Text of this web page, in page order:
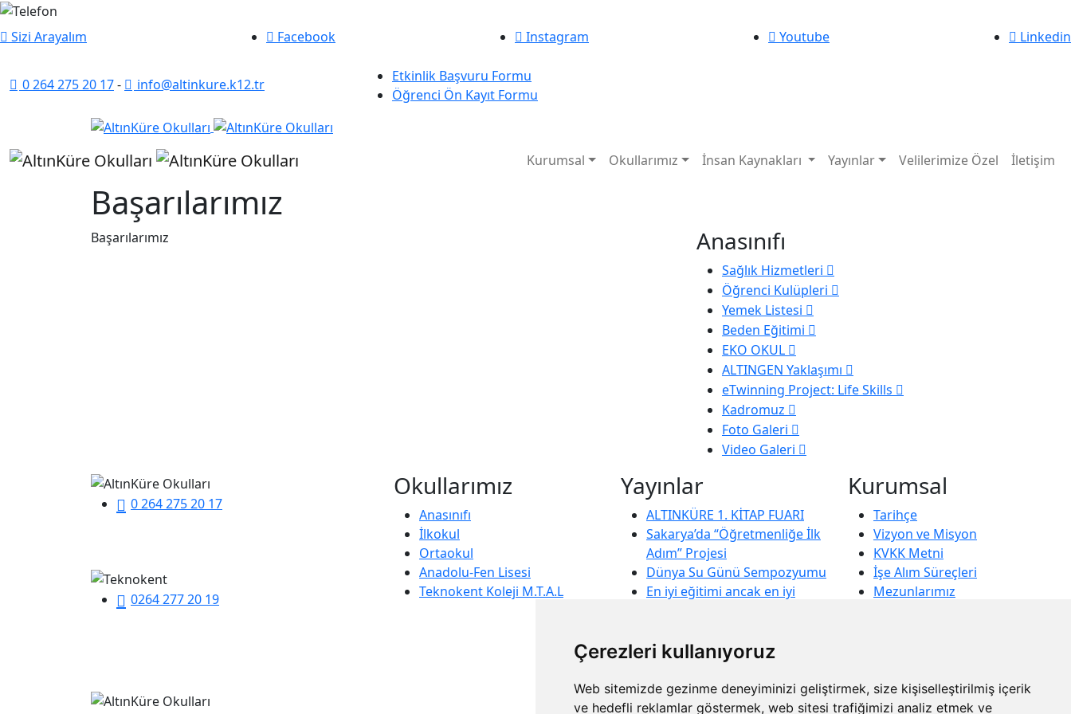
Çerezleri kullanıyoruz
Web sitemizde gezinme deneyiminizi geliştirmek, size kişiselleştirilmiş içerik
ve hedefli reklamlar göstermek, web sitesi trafiğimizi analiz etmek ve
Sizi Arayalım Facebook Instagram Youtube Linkedin
0 264 275 20 17- info@altinkure.k12.tr
Etkinlik Başvuru Formu
Öğrenci Ön Kayıt Formu
Kurumsal Okullarımız İnsan Kaynakları Yayınlar Velilerimize Özel İletişim
Başarılarımız
Başarılarımız Anasınıfı
Sağlık Hizmetleri
Öğrenci Kulüpleri
Yemek Listesi
Beden Eğitimi
EKO OKUL
ALTINGEN Yaklaşımı
eTwinning Project: Life Skills
Kadromuz
Foto Galeri
Video Galeri
0 264 275 20 17
0264 277 20 19
Okullarımız
Anasınıfı
İlkokul
Ortaokul
Anadolu-Fen Lisesi
Teknokent Koleji M.T.A.L
Yayınlar
ALTINKÜRE 1. KİTAP FUARI
Sakarya’da “Öğretmenliğe İlk
Adım” Projesi
Dünya Su Günü Sempozyumu
En iyi eğitimi ancak en iyi
Velilerimizle Kitap-kahve
Kurumsal
Tarihçe
Vizyon ve Misyon
KVKK Metni
İşe Alım Süreçleri
Mezunlarımız